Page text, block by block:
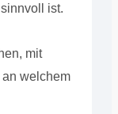
ist.
mit
welchem